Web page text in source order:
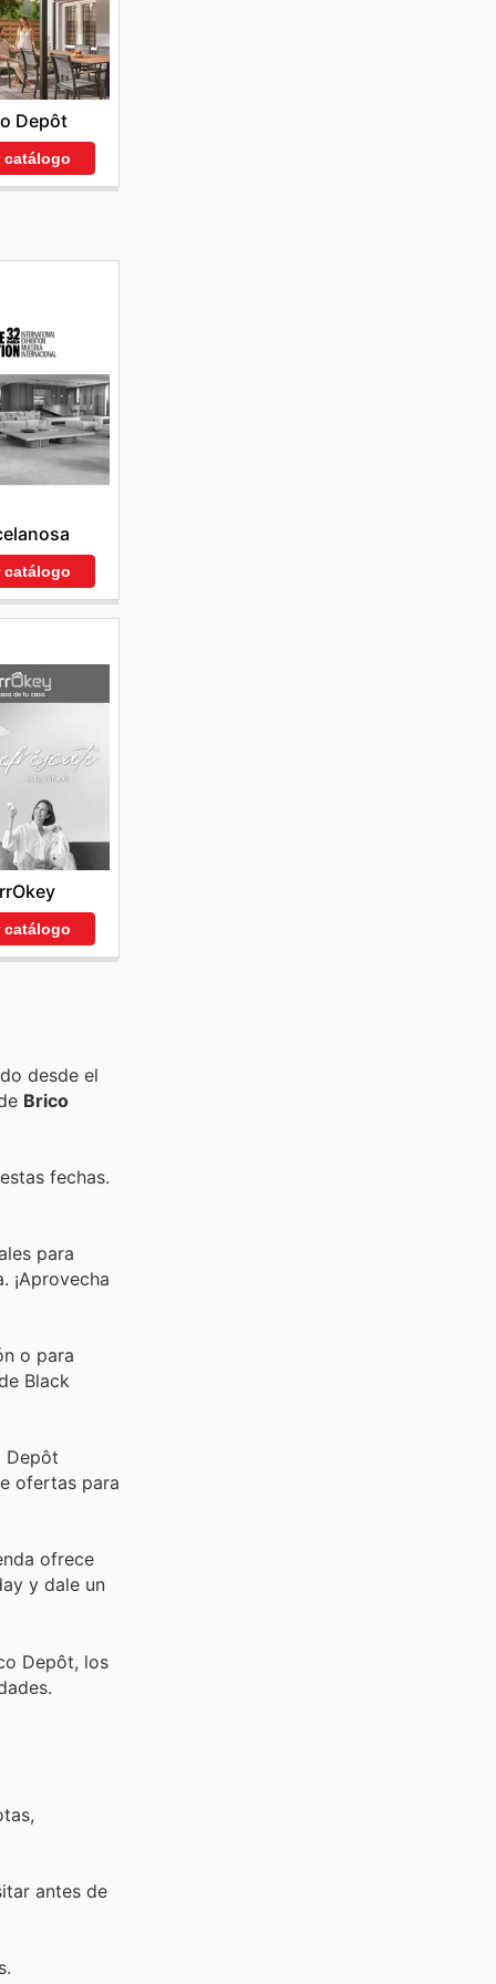
Depôt
catálogo
catálogo
catálogo
desde el
Brico
fechas.
para
¡Aprovecha
o para
Black
Depôt
ofertas para
ofrece
y dale un
Depôt, los
antes de